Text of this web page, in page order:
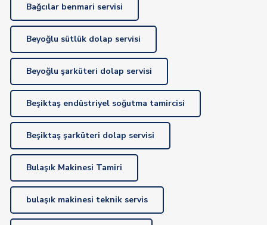
Bağcılar benmari servisi
Beyoğlu sütlük dolap servisi
Beyoğlu şarküteri dolap servisi
Beşiktaş endüstriyel soğutma tamircisi
Beşiktaş şarküteri dolap servisi
Bulaşık Makinesi Tamiri
bulaşık makinesi teknik servis